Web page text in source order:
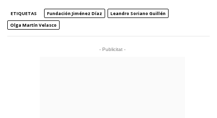
ETIQUETAS Fundación Jiménez Díaz
Leandro Soriano Guillén
Olga Martín Velasco
- Publicitat -